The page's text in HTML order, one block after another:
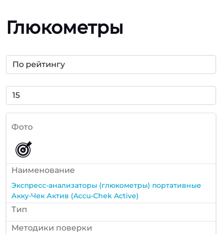
Глюкометры
Фото
Наименование
Экспресс-анализаторы (глюкометры) портативные
Акку-Чек Актив (Accu-Chek Active)
Тип
Методики поверки